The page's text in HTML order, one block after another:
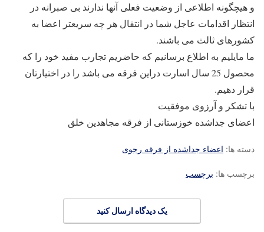
و هیچگونه اطلاعی از وضعیت فعلی آنها ندارند بی صبرانه در
انتظار اقدامات عاجل شما در انتقال هر چه سریعتر اعضا به
کشورهای ثالث می باشند.
ما مایلیم به اطلاع برسانیم که حاضریم تجارب مفید خود را که
محصول 25 سال اسارت دراین فرقه می باشد را در اختیارتان
قرار دهیم.
با تشکر و آرزوی موفقیت
اعضای جداشده خوزستانی از فرقه مجاهدین خلق
دسته ها: اعضاء جداشده از فرقه رجوی
برچسب ها: برچسب
یک دیدگاه ارسال کنید